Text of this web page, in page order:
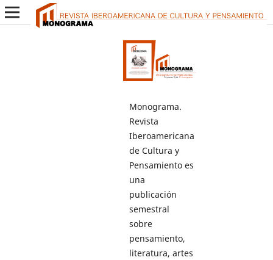
Monograma.
Revista
Iberoamericana
de Cultura y
Pensamiento es
una
publicación
semestral
sobre
pensamiento,
literatura, artes